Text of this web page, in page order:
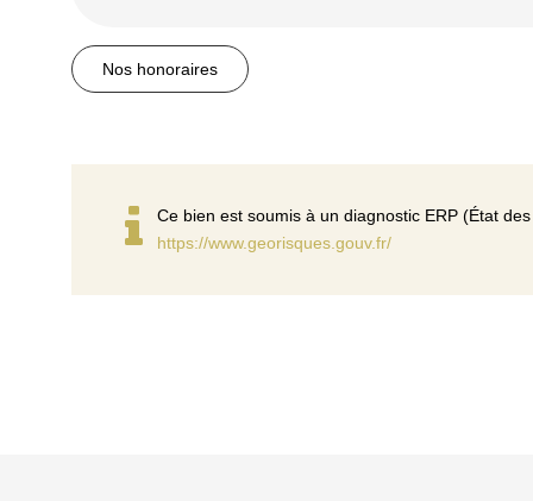
Nos honoraires
Ce bien est soumis à un diagnostic ERP (État
https://www.georisques.gouv.fr/